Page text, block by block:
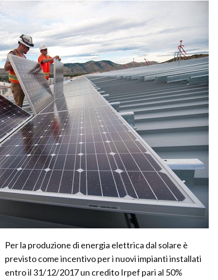
Per la produzione di energia elettrica dal solare è
previsto come incentivo per i nuovi impianti installati
entro il 31/12/2017 un credito Irpef pari al 50%